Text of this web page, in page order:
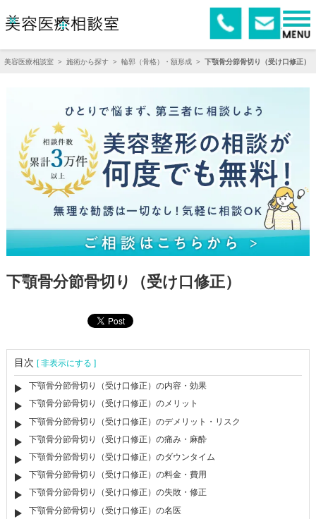
美容医療相談室 > 施術から探す > 輪郭（骨格）・額形成 > 下顎骨分節骨切り（受け口修正）
下顎骨分節骨切り（受け口修正）
目次[ 非表示にする ]
下顎骨分節骨切り（受け口修正）の内容・効果
下顎骨分節骨切り（受け口修正）のメリット
下顎骨分節骨切り（受け口修正）のデメリット・リスク
下顎骨分節骨切り（受け口修正）の痛み・麻酔
下顎骨分節骨切り（受け口修正）のダウンタイム
下顎骨分節骨切り（受け口修正）の料金・費用
下顎骨分節骨切り（受け口修正）の失敗・修正
下顎骨分節骨切り（受け口修正）の名医